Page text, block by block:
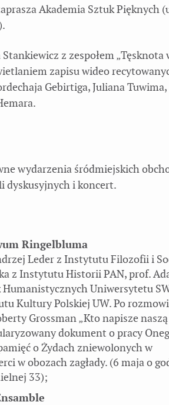
Akademia Sztuk Pięknych
z zespołem „Tęsknota
zapisu wideo
Gebirtiga, Juliana Tuwima,
wydarzenia śródmiejskich
dyskusyjnych i koncert.
Ringelbluma
Leder z Instytutu Filozofii i
z Instytutu Historii PAN, prof.
Humanistycznych Uniwersytetu
Kultury Polskiej UW. Po
Grossman „Kto napisze naszą
dokument o pracy
o Żydach zniewolonych w
w obozach zagłady. (6 maja o
33);